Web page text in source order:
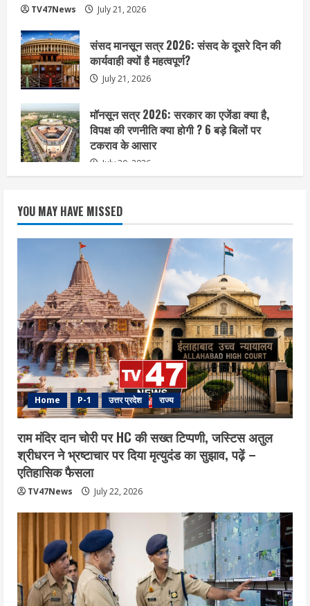
TV47News July 21, 2026
संसद मानसून सत्र 2026: संसद के दूसरे दिन की
कार्यवाही क्यों है महत्वपूर्ण?
July 21, 2026
मॉनसून सत्र 2026: सरकार का एजेंडा क्या है,
विपक्ष की रणनीति क्या होगी ? 6 बड़े बिलों पर
टकराव के आसार
July 20, 2026
YOU MAY HAVE MISSED
Home P-1 उत्तर प्रदेश राज्य
राम मंदिर दान चोरी पर HC की सख्त टिप्पणी, जस्टिस अतुल
श्रीधरन ने भ्रष्टाचार पर द‍िया मृत्युदंड का सुझाव, पढ़ें –
एत‍िहास‍िक फैसला
TV47News July 22, 2026